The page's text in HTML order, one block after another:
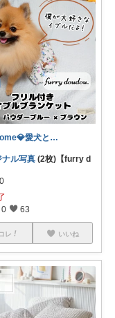
pome💎愛犬と推し活とお洋服6日up
ル写真 (2枚)【furry d
0 63
コレ いいね